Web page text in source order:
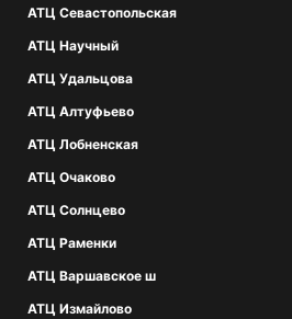
АТЦ Севастопольская
АТЦ Научный
АТЦ Удальцова
АТЦ Алтуфьево
АТЦ Лобненская
АТЦ Очаково
АТЦ Солнцево
АТЦ Раменки
АТЦ Варшавское ш
АТЦ Измайлово